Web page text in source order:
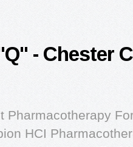
- Chester
Pharmacotherapy
HCI